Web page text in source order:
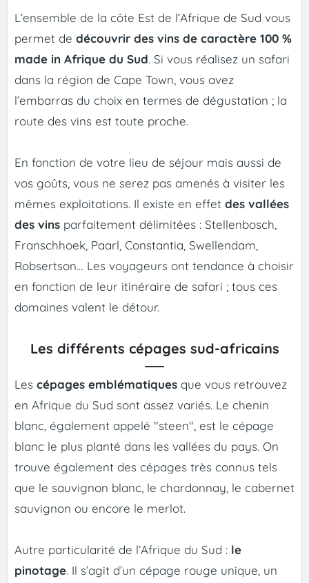
L’ensemble de la côte Est de l’Afrique de Sud vous
permet de découvrir des vins de caractère 100 %
made in Afrique du Sud. Si vous réalisez un safari
dans la région de Cape Town, vous avez
l’embarras du choix en termes de dégustation ; la
route des vins est toute proche.
En fonction de votre lieu de séjour mais aussi de
vos goûts, vous ne serez pas amenés à visiter les
mêmes exploitations. Il existe en effet des vallées
des vins parfaitement délimitées : Stellenbosch,
Franschhoek, Paarl, Constantia, Swellendam,
Robsertson… Les voyageurs ont tendance à choisir
en fonction de leur itinéraire de safari ; tous ces
domaines valent le détour.
Les différents cépages sud-africains
Les cépages emblématiques que vous retrouvez
en Afrique du Sud sont assez variés. Le chenin
blanc, également appelé "steen", est le cépage
blanc le plus planté dans les vallées du pays. On
trouve également des cépages très connus tels
que le sauvignon blanc, le chardonnay, le cabernet
sauvignon ou encore le merlot.
Autre particularité de l’Afrique du Sud : le
pinotage. Il s’agit d’un cépage rouge unique, un